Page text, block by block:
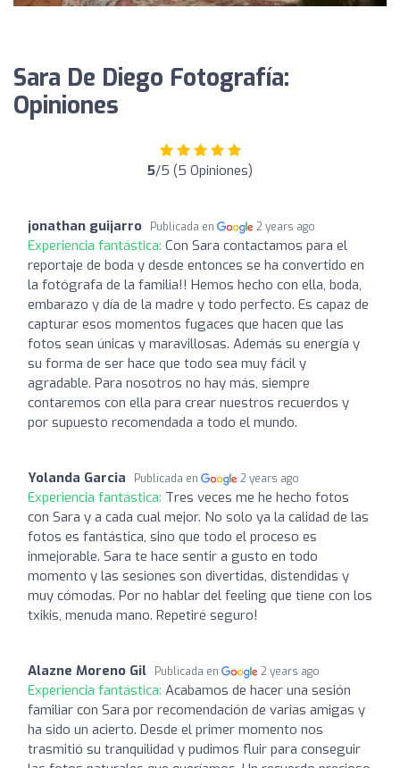
Sara De Diego Fotografía:
Opiniones
5/5 (5 Opiniones)
jonathan guijarro Publicada en 2 years ago
Experiencia fantástica: Con Sara contactamos para el
reportaje de boda y desde entonces se ha convertido en
la fotógrafa de la familia!! Hemos hecho con ella, boda,
embarazo y día de la madre y todo perfecto. Es capaz de
capturar esos momentos fugaces que hacen que las
fotos sean únicas y maravillosas. Además su energía y
su forma de ser hace que todo sea muy fácil y
agradable. Para nosotros no hay más, siempre
contaremos con ella para crear nuestros recuerdos y
por supuesto recomendada a todo el mundo.
Yolanda Garcia Publicada en 2 years ago
Experiencia fantástica: Tres veces me he hecho fotos
con Sara y a cada cual mejor. No solo ya la calidad de las
fotos es fantástica, sino que todo el proceso es
inmejorable. Sara te hace sentir a gusto en todo
momento y las sesiones son divertidas, distendidas y
muy cómodas. Por no hablar del feeling que tiene con los
txikis, menuda mano. Repetiré seguro!
Alazne Moreno Gil Publicada en 2 years ago
Experiencia fantástica: Acabamos de hacer una sesión
familiar con Sara por recomendación de varias amigas y
ha sido un acierto. Desde el primer momento nos
trasmitió su tranquilidad y pudimos fluir para conseguir